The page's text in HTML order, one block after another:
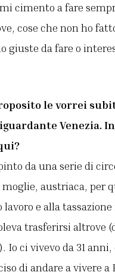
cimento a fare
cose che non ho
giuste da fare o
le vorrei
Venezia.
da una serie di
austriaca, per
lavoro e alla tassazione
trasferirsi altrove
Io ci vivevo da 31
di andare a vivere a